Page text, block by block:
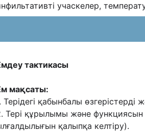
учаскелер,
тактикасы
мақсаты:
Терідегі қабынбалы
Тері құрылымы жəне
қалыпқа келтіру).